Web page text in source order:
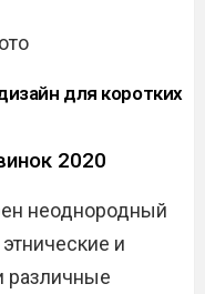
для коротких
2020
неоднородный
и
различные